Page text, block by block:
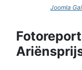
Joomla